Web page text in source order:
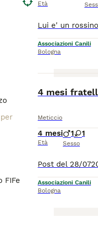
FIFe
Età
Associazioni Canili
Bologna
4 mesi
Meticcio
4 mesi
Età
1 1
Sesso
Associazioni Canili
Bologna